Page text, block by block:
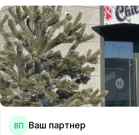
ВП Ваш партнер